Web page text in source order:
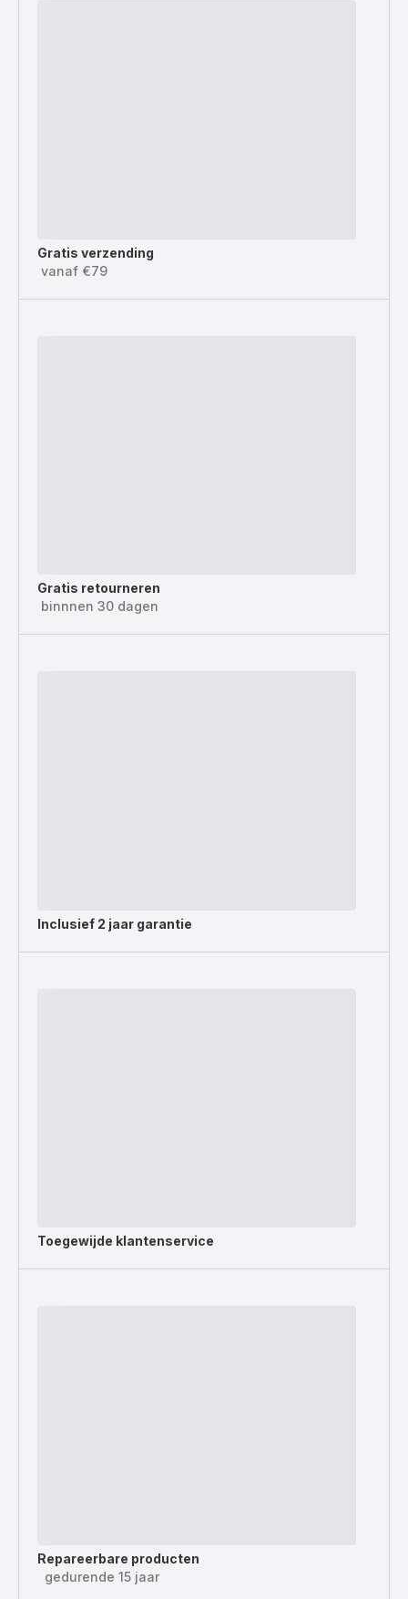
Gratis verzending
vanaf €79
Gratis retourneren
binnnen 30 dagen
Inclusief 2 jaar garantie
Toegewijde klantenservice
Repareerbare producten
gedurende 15 jaar